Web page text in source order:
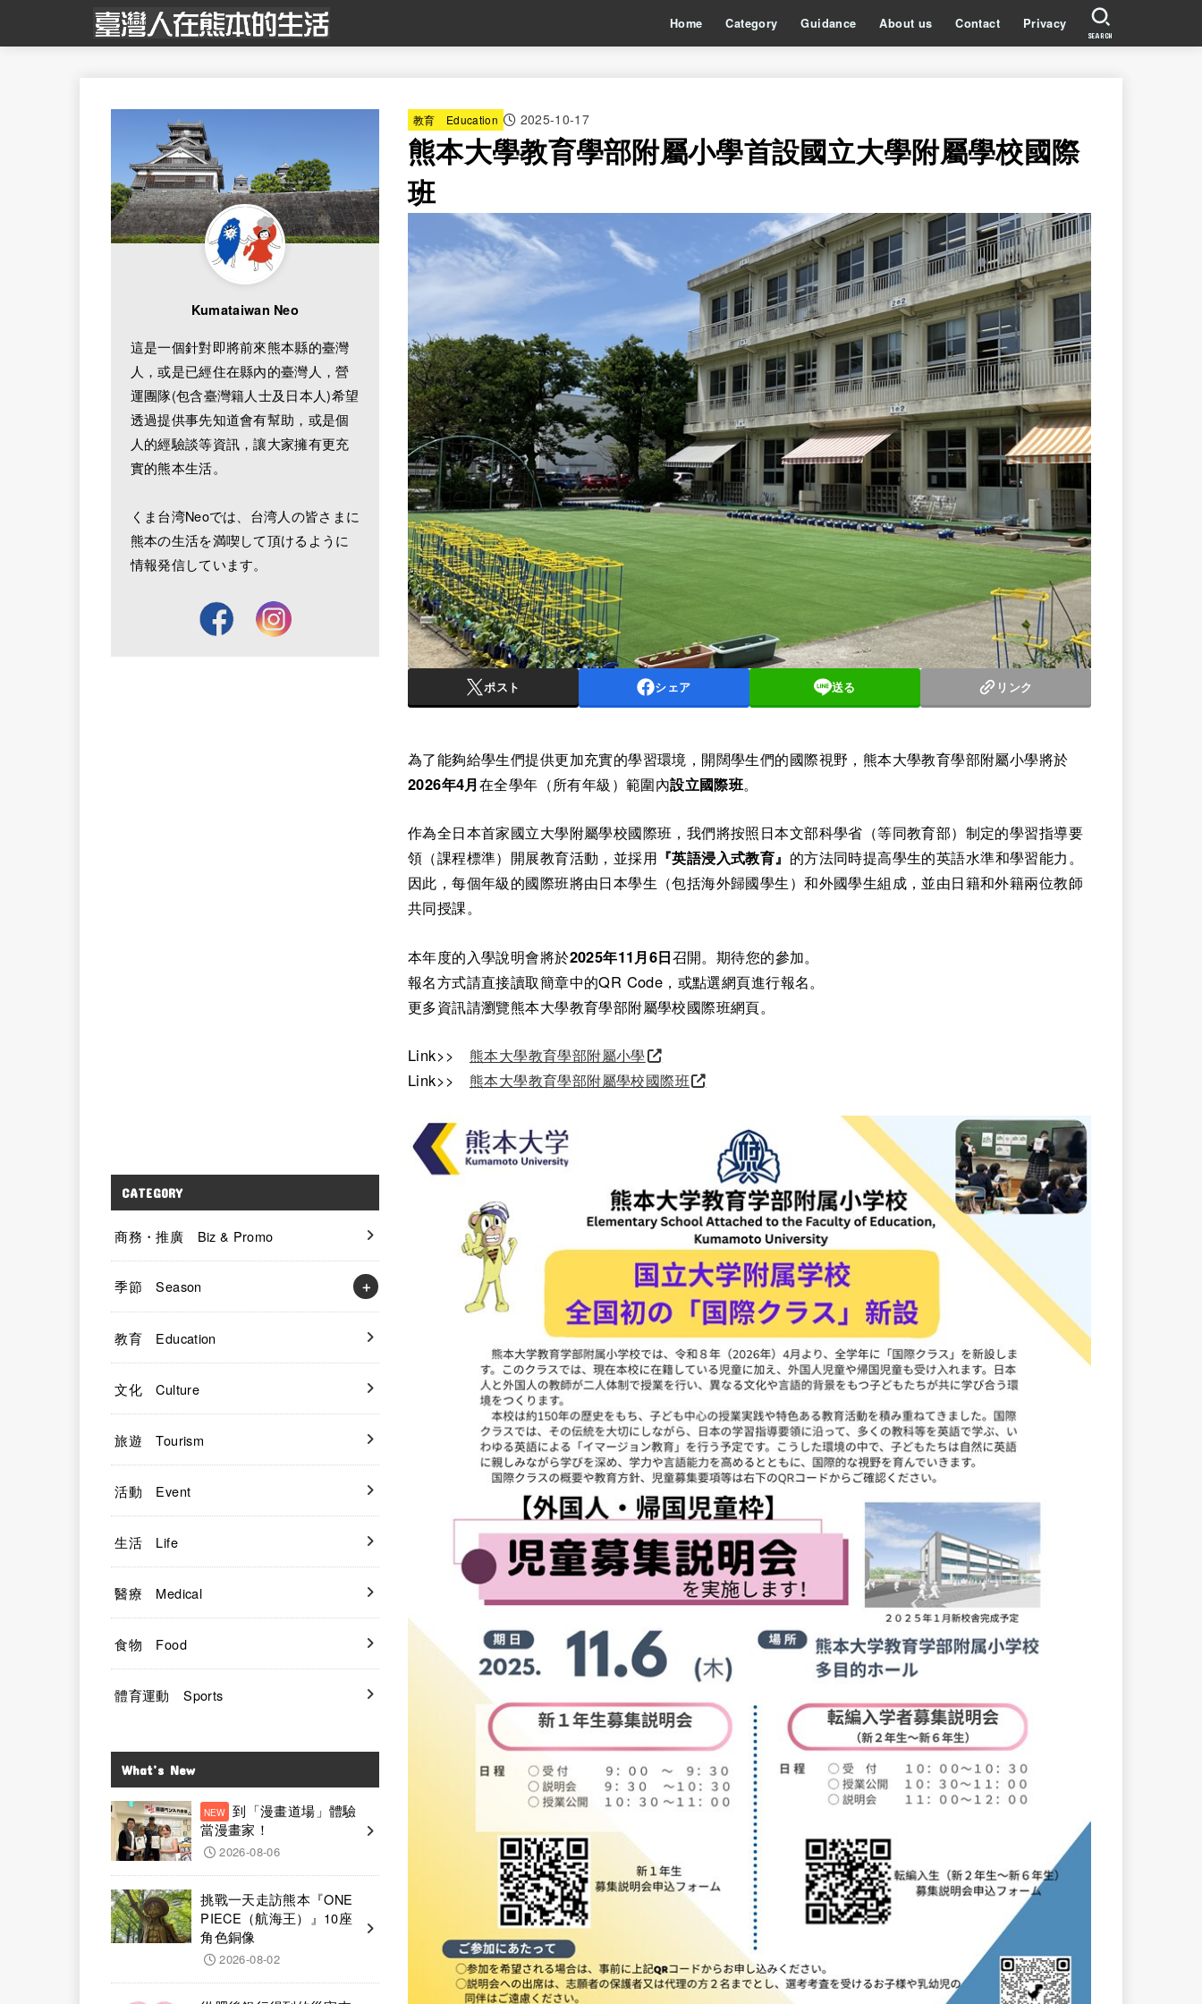
Home Category Guidance About us Contact Privacy
SEARCH
教育 Education 2025-10-17
熊本大學教育學部附屬小學首設國立大學附屬學校國際
班
ポスト シェア 送る リンク
為了能夠給學生們提供更加充實的學習環境，開闊學生們的國際視野，熊本大學教育學部附屬小學將於
2026年4月在全學年（所有年級）範圍內設立國際班。
作為全日本首家國立大學附屬學校國際班，我們將按照日本文部科學省（等同教育部）制定的學習指導要
領（課程標準）開展教育活動，並採用 『英語浸入式教育』 的方法同時提高學生的英語水準和學習能力。
因此，每個年級的國際班將由日本學生（包括海外歸國學生）和外國學生組成，並由日籍和外籍兩位教師
共同授課。
本年度的入學說明會將於2025年11月6日召開。期待您的參加。
報名方式請直接讀取簡章中的QR Code，或點選網頁進行報名。
更多資訊請瀏覽熊本大學教育學部附屬學校國際班網頁。
Link>> 熊本大學教育學部附屬小學
Link>> 熊本大學教育學部附屬學校國際班
Kumataiwan Neo
這是一個針對即將前來熊本縣的臺灣
人，或是已經住在縣內的臺灣人，營
運團隊(包含臺灣籍人士及日本人)希望
透過提供事先知道會有幫助，或是個
人的經驗談等資訊，讓大家擁有更充
實的熊本生活。
くま台湾Neoでは、台湾人の皆さまに
熊本の生活を満喫して頂けるように
情報発信しています。
CATEGORY
商務・推廣 Biz & Promo
季節 Season
教育 Education
文化 Culture
旅遊 Tourism
活動 Event
生活 Life
醫療 Medical
食物 Food
體育運動 Sports
What’s New
到「漫畫道場」體驗
當漫畫家！
2026-08-06
挑戰一天走訪熊本『ONE
PIECE（航海王）』10座
角色銅像
2026-08-02